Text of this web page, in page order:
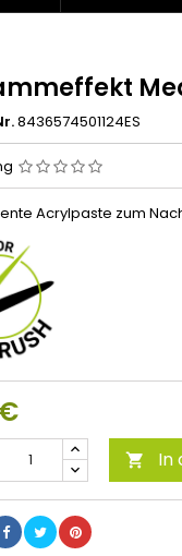
8436574501124ES
Acrylpaste zum
 In